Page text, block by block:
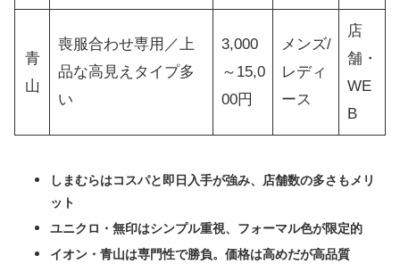
青
山
喪服合わせ専用／上
品な高見えタイプ多
い
3,000
～15,0
00円
メンズ/
レディ
ース
店
舗・
WE
B
しまむらはコスパと即日入手が強み、店舗数の多さもメリ
ット
ユニクロ・無印はシンプル重視、フォーマル色が限定的
イオン・青山は専門性で勝負。価格は高めだが高品質